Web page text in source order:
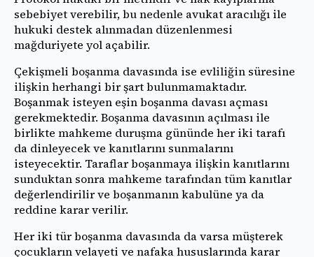
sebebiyet verebilir, bu nedenle avukat aracılığı ile
hukuki destek alınmadan düzenlenmesi
mağduriyete yol açabilir.
Çekişmeli boşanma davasında ise evliliğin süresine
ilişkin herhangi bir şart bulunmamaktadır.
Boşanmak isteyen eşin boşanma davası açması
gerekmektedir. Boşanma davasının açılması ile
birlikte mahkeme duruşma gününde her iki tarafı
da dinleyecek ve kanıtlarını sunmalarını
isteyecektir. Taraflar boşanmaya ilişkin kanıtlarını
sunduktan sonra mahkeme tarafından tüm kanıtlar
değerlendirilir ve boşanmanın kabulüne ya da
reddine karar verilir.
Her iki tür boşanma davasında da varsa müşterek
çocukların velayeti ve nafaka hususlarında karar